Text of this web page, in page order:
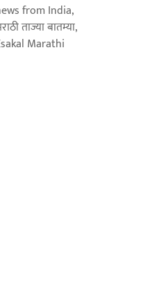
from India,
ताज्या बातम्या,
Marathi